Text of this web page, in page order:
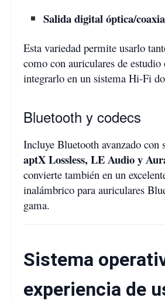
Salida digital óptica/
Esta variedad permite usarlo
como con auriculares de
integrarlo en un sistema Hi-Fi
Bluetooth y codecs
Incluye Bluetooth avanzado con
aptX Lossless, LE Audio y
convierte también en un
inalámbrico para auriculares
gama.
Sistema
experiencia de